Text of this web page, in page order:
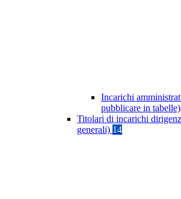
Incarichi
pubblicare in tabelle)
Titolari di incarichi
generali) 14